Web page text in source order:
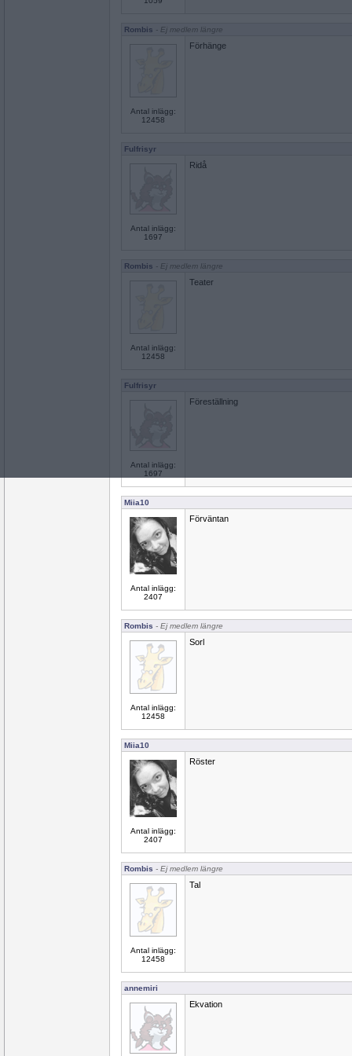
Rombis - Ej medlem längre
Antal inlägg:
12458
Förhänge
Fulfrisyr
Antal inlägg:
1697
Ridå
Rombis - Ej medlem längre
Antal inlägg:
12458
Teater
Fulfrisyr
Antal inlägg:
1697
Föreställning
Miia10
Antal inlägg:
2407
Förväntan
Rombis - Ej medlem längre
Antal inlägg:
12458
Sorl
Miia10
Antal inlägg:
2407
Röster
Rombis - Ej medlem längre
Antal inlägg:
12458
Tal
annemiri
Ekvation